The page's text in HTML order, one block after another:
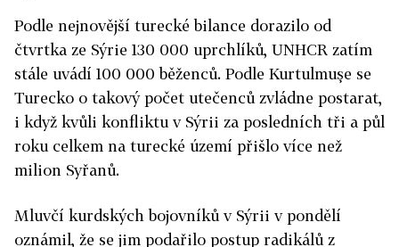
Podle nejnovější turecké bilance dorazilo od
čtvrtka ze Sýrie 130 000 uprchlíků, UNHCR zatím
stále uvádí 100 000 běženců. Podle Kurtulmuşe se
Turecko o takový počet utečenců zvládne postarat,
i když kvůli konfliktu v Sýrii za posledních tři a půl
roku celkem na turecké území přišlo více než
milion Syřanů.
Mluvčí kurdských bojovníků v Sýrii v pondělí
oznámil, že se jim podařilo postup radikálů z